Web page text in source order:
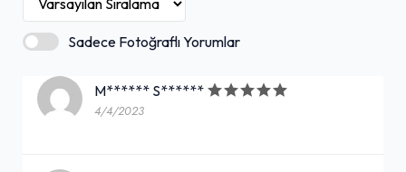
Sadece Fotoğraflı Yorumlar
M****** S******
4/4/2023